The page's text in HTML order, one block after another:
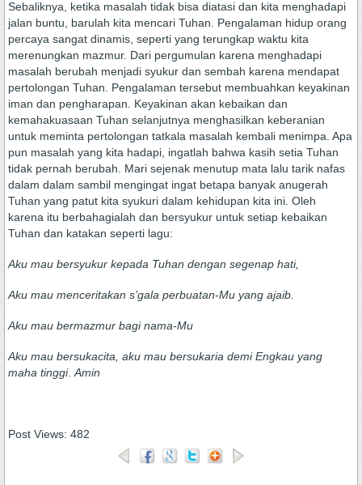
Sebaliknya, ketika masalah tidak bisa diatasi dan kita menghadapi
jalan buntu, barulah kita mencari Tuhan. Pengalaman hidup orang
percaya sangat dinamis, seperti yang terungkap waktu kita
merenungkan mazmur. Dari pergumulan karena menghadapi
masalah berubah menjadi syukur dan sembah karena mendapat
pertolongan Tuhan. Pengalaman tersebut membuahkan keyakinan
iman dan pengharapan. Keyakinan akan kebaikan dan
kemahakuasaan Tuhan selanjutnya menghasilkan keberanian
untuk meminta pertolongan tatkala masalah kembali menimpa. Apa
pun masalah yang kita hadapi, ingatlah bahwa kasih setia Tuhan
tidak pernah berubah. Mari sejenak menutup mata lalu tarik nafas
dalam dalam sambil mengingat ingat betapa banyak anugerah
Tuhan yang patut kita syukuri dalam kehidupan kita ini. Oleh
karena itu berbahagialah dan bersyukur untuk setiap kebaikan
Tuhan dan katakan seperti lagu:
Aku mau bersyukur kepada Tuhan dengan segenap hati,
Aku mau menceritakan s’gala perbuatan-Mu yang ajaib.
Aku mau bermazmur bagi nama-Mu
Aku mau bersukacita, aku mau bersukaria demi Engkau yang
maha tinggi. Amin
Post Views: 482